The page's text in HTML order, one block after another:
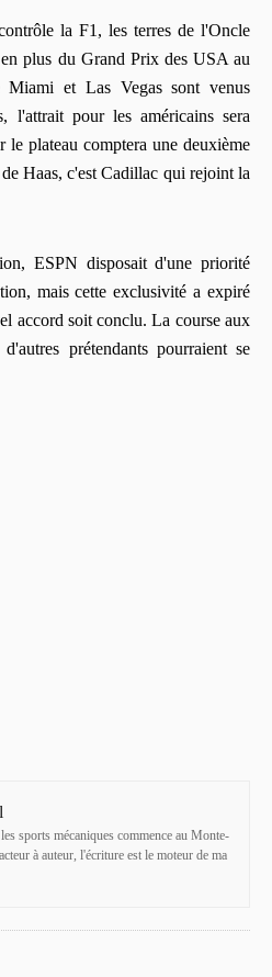
la F1, les terres de l'Oncle
plus du Grand Prix des USA au
Miami et Las Vegas sont venus
l'attrait pour les américains sera
le plateau comptera une deuxième
Haas, c'est Cadillac qui rejoint la
ESPN disposait d'une priorité
mais cette exclusivité a expiré
accord soit conclu. La course aux
prétendants pourraient se
sports mécaniques commence au Monte-
à auteur, l'écriture est le moteur de ma